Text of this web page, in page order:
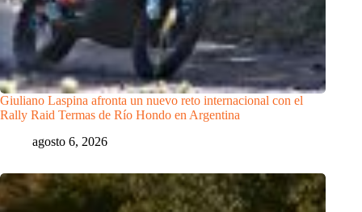
Giuliano Laspina afronta un nuevo reto internacional con el
Rally Raid Termas de Río Hondo en Argentina
agosto 6, 2026